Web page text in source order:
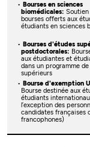
Bourses en sciences
biomédicales:
bourses offerts aux
étudiants en sciences
Bourses d'études
postdoctorales:
aux étudiantes et
dans un programme
supérieurs
Bourse d'exemption
Bourse destinée aux
étudiants
l’exception des
candidates françaises
francophones)